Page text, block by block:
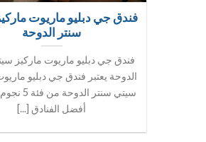
فندق جي دبليو ماريوت
سنتر الدوحة
فندق جي دبليو ماريوت ماركيز
الدوحة يعتبر فندق جي دبليو
سيتي سنتر
أفضل الفنادق [...]